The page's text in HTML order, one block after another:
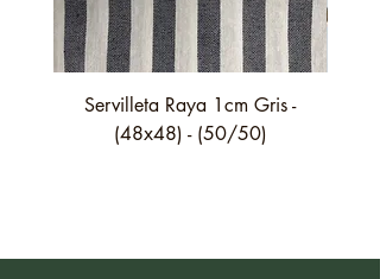
Servilleta Raya 1cm Gris -
(48x48) - (50/50)